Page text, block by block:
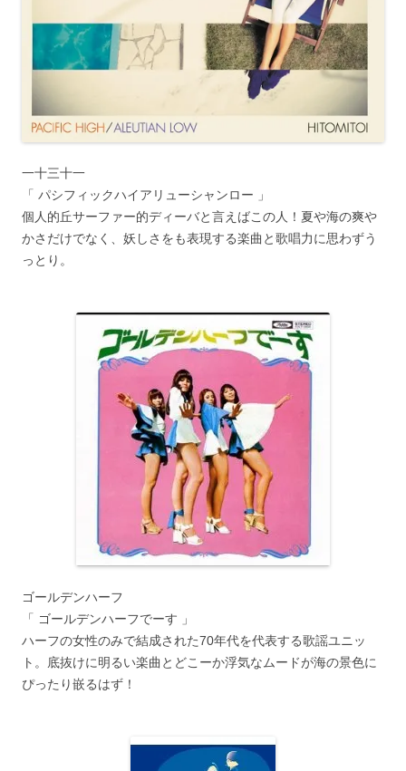
一十三十一
「 パシフィックハイアリューシャンロー 」
個人的丘サーファー的ディーバと言えばこの人！夏や海の爽や
かさだけでなく、妖しさをも表現する楽曲と歌唱力に思わずう
っとり。
ゴールデンハーフ
「 ゴールデンハーフでーす 」
ハーフの女性のみで結成された70年代を代表する歌謡ユニッ
ト。底抜けに明るい楽曲とどこーか浮気なムードが海の景色に
ぴったり嵌るはず！